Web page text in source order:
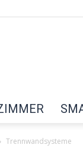
Trennwandsysteme